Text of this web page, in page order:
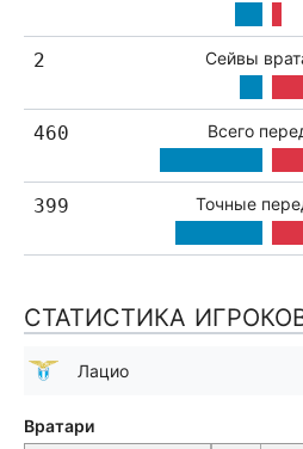
2 Сейвы
460 Всего
399 Точные
СТАТИСТИКА
Лацио
Вратари